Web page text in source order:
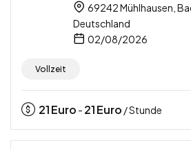
69242 Mühlhausen,
Deutschland
02/08/2026
Vollzeit
21Euro - 21Euro / Stunde